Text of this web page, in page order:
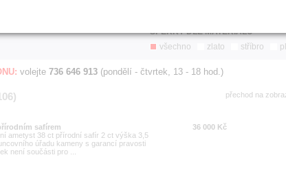
ŠPERKY DLE MATERIÁLU
všechno
zlato stříbro
volejte 736 646 913 (pondělí - čtvrtek, 13 - 18 hod.)
přechod na
safírem
ametyst 38 ct přírodní safír 2 ct výška 3,5
úřadu kameny s garancí pravosti
není součásti pro ...
36 000 Kč